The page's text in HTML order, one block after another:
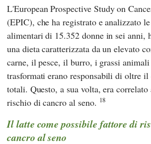
L'European Prospective Study on
(EPIC), che ha registrato e analizzato
alimentari di 15.352 donne in sei anni,
una dieta caratterizzata da un elevato
carne, il pesce, il burro, i grassi
trasformati erano responsabili di oltre il
totali. Questo, a sua volta, era correlato
rischio di cancro al seno. 18
Il latte come possibile fattore di
cancro al seno